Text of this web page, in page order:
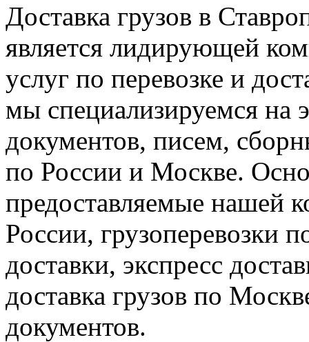
Доставка грузов в
является лидирующей
услуг по перевозке и
мы специализируемся на
документов, писем,
по России и Москве.
предоставляемые нашей
России, грузоперевозки
доставки, экспресс
доставка грузов по
документов.